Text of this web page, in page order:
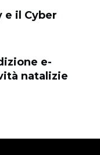
il Cyber
e-
natalizie